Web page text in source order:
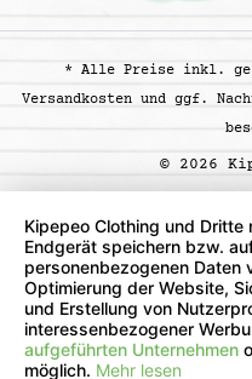
* Alle Preise inkl.
Versandkostenund ggf.
© 2026
Kipepeo Clothing und Dritte
Endgerät speichern bzw.
personenbezogenen Daten
Optimierung der Website,
und Erstellung von
interessenbezogener
aufgeführten Unternehmen
möglich. Mehr lesen